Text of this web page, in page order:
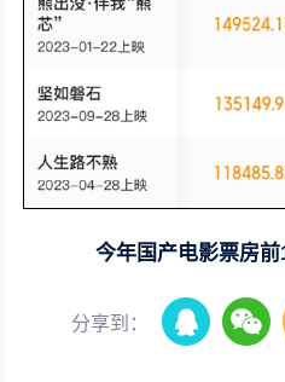
今年国产电影票房
分享到：